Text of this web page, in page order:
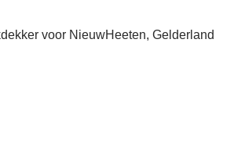
voor NieuwHeeten, Gelderland